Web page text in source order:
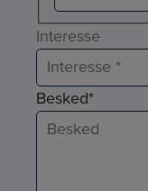
Interesse
Besked*